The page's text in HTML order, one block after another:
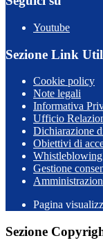
Youtube
Sezione Link
Cookie policy
Note legali
Informativa
Ufficio
Dichiarazione
Obiettivi di
Whistleblowing
Gestione
Pagina
Sezione